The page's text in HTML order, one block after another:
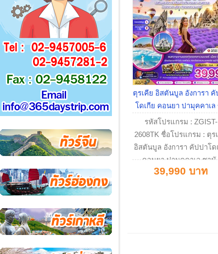
ตุรเคีย อิสตันบูล อังการา คั
โดเกีย คอนยา ปามุคคาเล
นัคคาเล บูร์ซา (ทุ่งลาเวนเ
รหัสโปรแกรม : ZGIST-
2608TK ชื่อโปรแกรม : ตุร
อิสตันบูล อังการา คัปปาโด
คอนยา ปามุคคาเล ซานั
39,990 บาท